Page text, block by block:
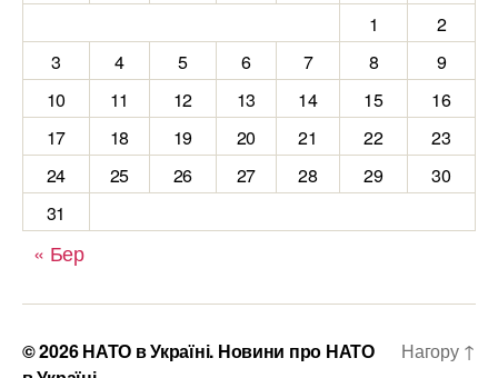
1
2
3
4 5 6 7 8
9
10
11 12 13 14 15
16
17
18 19 20 21 22
23
24
25 26 27 28 29
30
31
« Бер
© 2026НАТО в Україні. Новини про НАТО
Нагору ↑